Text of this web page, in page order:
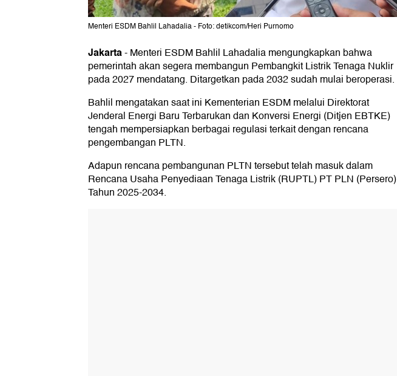
Menteri ESDM Bahlil Lahadalia - Foto: detikcom/Heri Purnomo
Jakarta-Menteri ESDM Bahlil Lahadalia mengungkapkan bahwa
pemerintah akan segera membangun Pembangkit Listrik Tenaga Nuklir
pada 2027 mendatang. Ditargetkan pada 2032 sudah mulai beroperasi.
Bahlil mengatakan saat ini Kementerian ESDM melalui Direktorat
Jenderal Energi Baru Terbarukan dan Konversi Energi (Ditjen EBTKE)
tengah mempersiapkan berbagai regulasi terkait dengan rencana
pengembangan PLTN.
Adapun rencana pembangunan PLTN tersebut telah masuk dalam
Rencana Usaha Penyediaan Tenaga Listrik (RUPTL) PT PLN (Persero)
Tahun 2025-2034.